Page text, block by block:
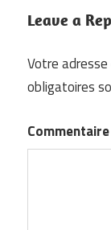
Leave a
Votre
obligatoires
Commentaire